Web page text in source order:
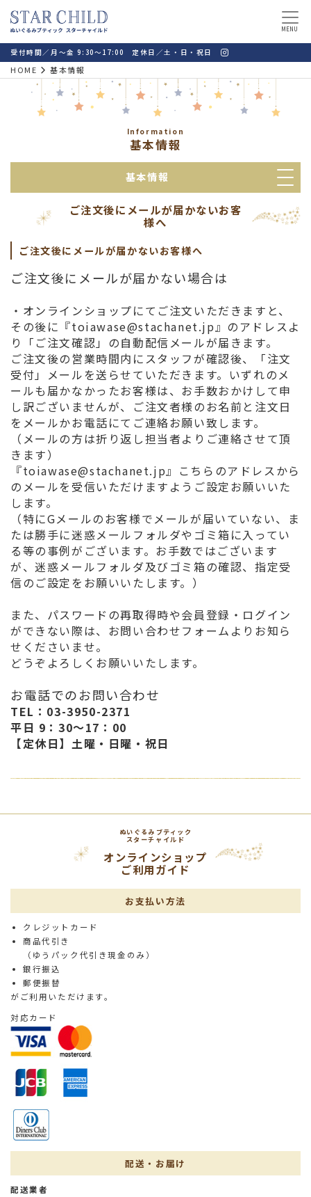
MENU
受付時間／月～金 9:30～17:00 定休日／土・日・祝日
HOME 基本情報
Information
基本情報
基本情報
ご注文後にメールが届かないお客
様へ
ご注文後にメールが届かないお客様へ
ご注文後にメールが届かない場合は
・オンラインショップにてご注文いただきますと、
その後に『toiawase@stachanet.jp』のアドレスよ
り「ご注文確認」の自動配信メールが届きます。
ご注文後の営業時間内にスタッフが確認後、「注文
受付」メールを送らせていただきます。いずれのメ
ールも届かなかったお客様は、お手数おかけして申
し訳ございませんが、ご注文者様のお名前と注文日
をメールかお電話にてご連絡お願い致します。
（メールの方は折り返し担当者よりご連絡させて頂
きます）
『toiawase@stachanet.jp』こちらのアドレスから
のメールを受信いただけますようご設定お願いいた
します。
（特にGメールのお客様でメールが届いていない、ま
たは勝手に迷惑メールフォルダやゴミ箱に入ってい
る等の事例がございます。お手数ではございます
が、迷惑メールフォルダ及びゴミ箱の確認、指定受
信のご設定をお願いいたします。）
また、パスワードの再取得時や会員登録・ログイン
ができない際は、お問い合わせフォームよりお知ら
せくださいませ。
どうぞよろしくお願いいたします。
お電話でのお問い合わせ
TEL：03-3950-2371
平日 9：30～17：00
【定休日】土曜・日曜・祝日
ぬいぐるみブティック
スターチャイルド
オンラインショップ
ご利用ガイド
お支払い方法
クレジットカード
商品代引き
（ゆうパック代引き現金のみ）
銀行振込
郵便振替
がご利用いただけます。
対応カード
配送・お届け
配送業者